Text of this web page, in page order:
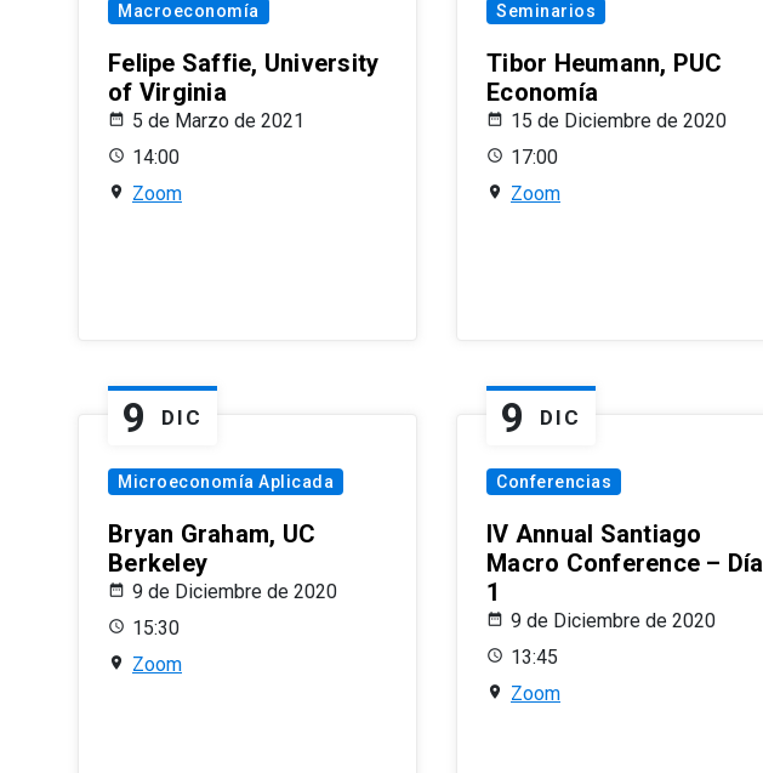
Macroeconomía
Felipe Saffie, University
of Virginia
5 de Marzo de 2021
14:00
Zoom
Seminarios
Tibor Heumann, PUC
Economía
15 de Diciembre de 2020
17:00
Zoom
9 DIC
Microeconomía Aplicada
Bryan Graham, UC
Berkeley
9 de Diciembre de 2020
15:30
Zoom
9 DIC
Conferencias
IV Annual Santiago
Macro Conference – Día
1
9 de Diciembre de 2020
13:45
Zoom